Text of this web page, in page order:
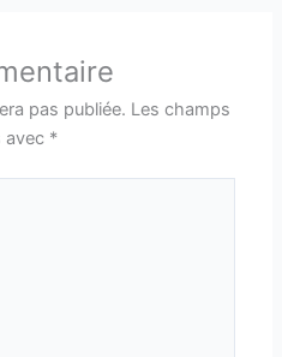
pas publiée. Les champs
avec *